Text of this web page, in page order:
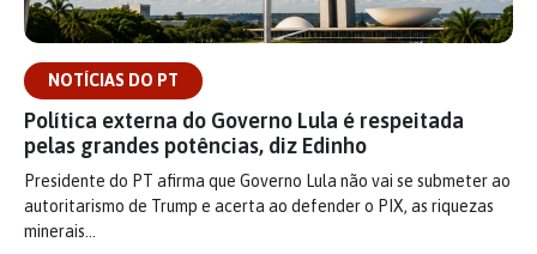
NOTÍCIAS DO PT
Política externa do Governo Lula é respeitada
pelas grandes potências, diz Edinho
Presidente do PT afirma que Governo Lula não vai se submeter ao
autoritarismo de Trump e acerta ao defender o PIX, as riquezas
minerais…